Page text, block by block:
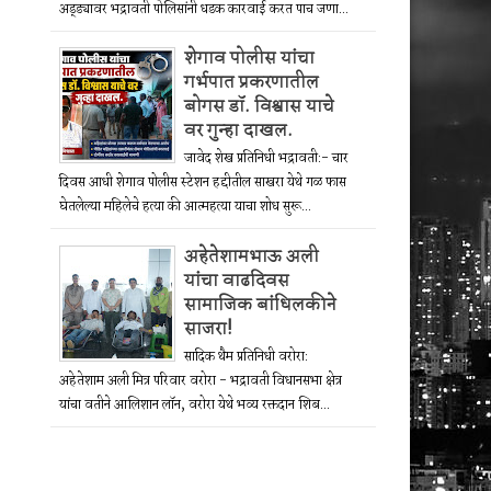
अड्ड्यावर भद्रावती पोलिसांनी धडक कारवाई करत पाच जणा...
शेगाव पोलीस यांचा
गर्भपात प्रकरणातील
बोगस डॉ. विश्वास याचे
वर गुन्हा दाखल.
जावेद शेख प्रतिनिधी भद्रावती:- चार
दिवस आधी शेगाव पोलीस स्टेशन हद्दीतील साखरा येथे गळ फास
घेतलेल्या महिलेचे हत्या की आत्महत्या याचा शोध सुरू...
अहेतेशामभाऊ अली
यांचा वाढदिवस
सामाजिक बांधिलकीने
साजरा!
सादिक थैम प्रतिनिधी वरोरा:
अहेतेशाम अली मित्र परिवार वरोरा - भद्रावती विधानसभा क्षेत्र
यांचा वतीने आलिशान लॉन, वरोरा येथे भव्य रक्तदान शिब...